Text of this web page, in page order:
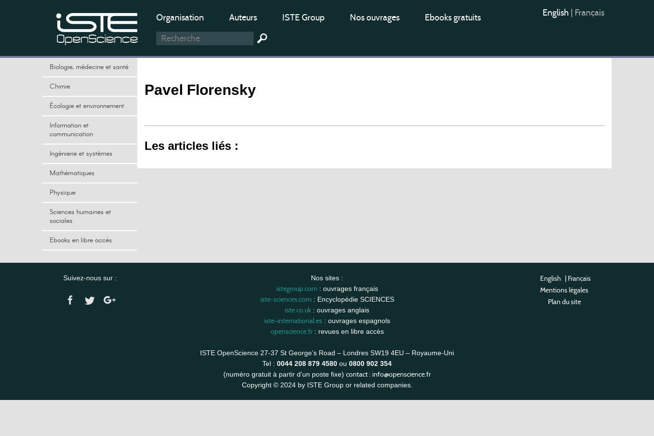
Organisation Auteurs ISTE Group Nos ouvrages Ebooks gratuits English Français
Biologie, médecine et santé
Chimie
Écologie et environnement
Information et
communication
Ingénierie et systèmes
Mathématiques
Physique
Sciences humaines et
sociales
Ebooks en libre accès
Pavel Florensky
Les articles liés :
Suivez-nous sur : Nos sites :
istegroup.com: ouvrages français
iste-sciences.com: Encyclopédie SCIENCES
iste.co.uk : ouvrages anglais
iste-international.es: ouvrages espagnols
openscience.fr: revues en libre accès
ISTE OpenScience 27-37 St George’s Road – Londres SW19 4EU – Royaume-Uni
Tel : 0044 208 879 4580 ou 0800 902 354
(numéro gratuit à partir d’un poste fixe) contact : info@openscience.fr
Copyright © 2024 by ISTE Group or related companies.
English | Français
Mentions légales
Plan du site